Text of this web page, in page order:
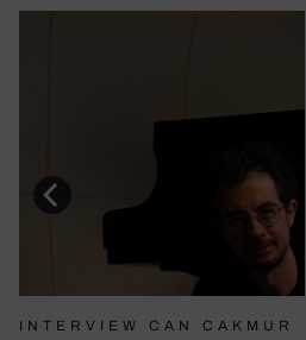
INTERVIEW CAN CAKMUR